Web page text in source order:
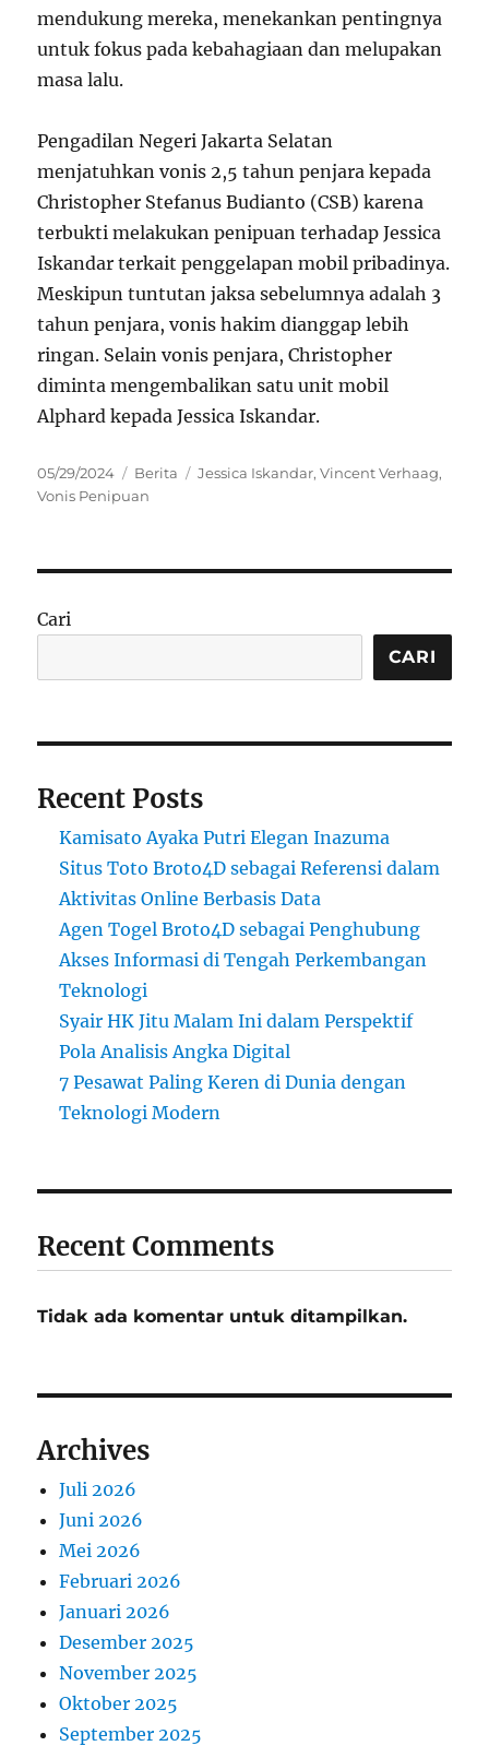
mendukung mereka, menekankan pentingnya
untuk fokus pada kebahagiaan dan melupakan
masa lalu.
Pengadilan Negeri Jakarta Selatan
menjatuhkan vonis 2,5 tahun penjara kepada
Christopher Stefanus Budianto (CSB) karena
terbukti melakukan penipuan terhadap Jessica
Iskandar terkait penggelapan mobil pribadinya.
Meskipun tuntutan jaksa sebelumnya adalah 3
tahun penjara, vonis hakim dianggap lebih
ringan. Selain vonis penjara, Christopher
diminta mengembalikan satu unit mobil
Alphard kepada Jessica Iskandar.
Posted
on
05/29/2024 Categories
Berita Tags
Jessica Iskandar,Vincent Verhaag,
Vonis Penipuan
Cari
CARI
Recent Posts
Kamisato Ayaka Putri Elegan Inazuma
Situs Toto Broto4D sebagai Referensi dalam
Aktivitas Online Berbasis Data
Agen Togel Broto4D sebagai Penghubung
Akses Informasi di Tengah Perkembangan
Teknologi
Syair HK Jitu Malam Ini dalam Perspektif
Pola Analisis Angka Digital
7 Pesawat Paling Keren di Dunia dengan
Teknologi Modern
Recent Comments
Tidak ada komentar untuk ditampilkan.
Archives
Juli 2026
Juni 2026
Mei 2026
Februari 2026
Januari 2026
Desember 2025
November 2025
Oktober 2025
September 2025